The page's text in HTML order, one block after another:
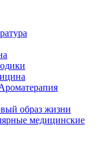
образ жизни
медицинские